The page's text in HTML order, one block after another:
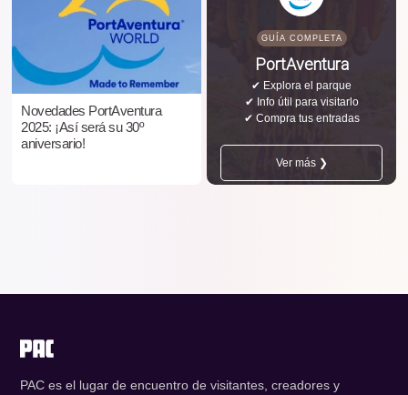
Novedades PortAventura
2025: ¡Así será su 30º
aniversario!
GUÍA COMPLETA
PortAventura
✔ Explora el parque
✔ Info útil para visitarlo
✔ Compra tus entradas
Ver más ❯
PAC es el lugar de encuentro de visitantes, creadores y